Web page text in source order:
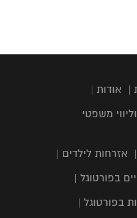
| אודות |
משפטי
| אזרחות לילדים |
בפורטוגל |
בפורטוגל |